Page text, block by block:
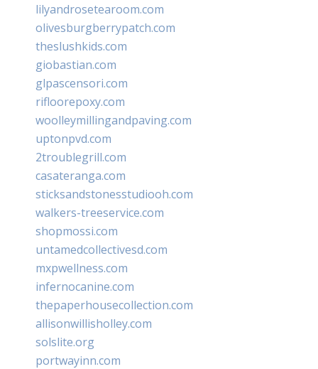
lilyandrosetearoom.com
olivesburgberrypatch.com
theslushkids.com
giobastian.com
glpascensori.com
rifloorepoxy.com
woolleymillingandpaving.com
uptonpvd.com
2troublegrill.com
casateranga.com
sticksandstonesstudiooh.com
walkers-treeservice.com
shopmossi.com
untamedcollectivesd.com
mxpwellness.com
infernocanine.com
thepaperhousecollection.com
allisonwillisholley.com
solslite.org
portwayinn.com